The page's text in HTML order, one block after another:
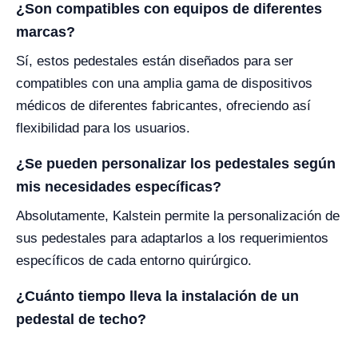
¿Son compatibles con equipos de diferentes
marcas?
Sí, estos pedestales están diseñados para ser
compatibles con una amplia gama de dispositivos
médicos de diferentes fabricantes, ofreciendo así
flexibilidad para los usuarios.
¿Se pueden personalizar los pedestales según
mis necesidades específicas?
Absolutamente, Kalstein permite la personalización de
sus pedestales para adaptarlos a los requerimientos
específicos de cada entorno quirúrgico.
¿Cuánto tiempo lleva la instalación de un
pedestal de techo?